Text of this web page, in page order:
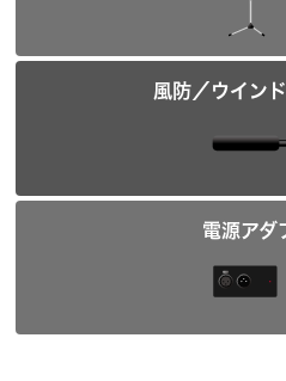
風防／ウイン
電源アダ